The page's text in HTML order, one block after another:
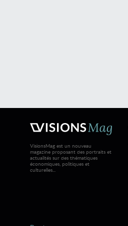
VisionsMag est un nouveau
magazine proposant des portraits et
actualités sur des thématiques
économiques, politiques et
culturelles...